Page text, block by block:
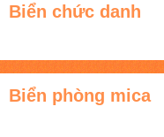
Biển chức danh
Biển phòng mica